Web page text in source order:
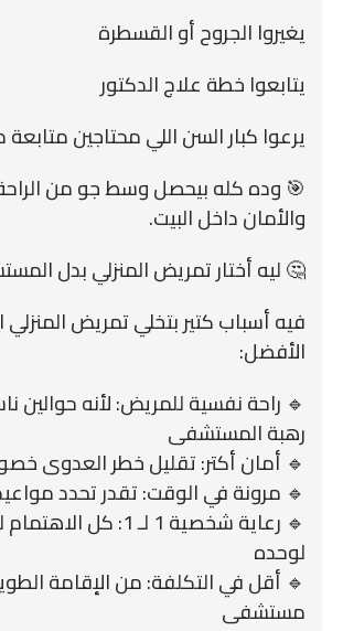
يغيروا الجروح أو القسطرة
يتابعوا خطة علاج الدكتور
يرعوا كبار السن اللي محتاجين
🎯 وده كله بيحصل وسط جو من
والأمان داخل البيت.
🤔 ليه أختار تمريض المنزلي بدل
فيه أسباب كتير بتخلي تمريض المنزلي
الأفضل:
🔹 راحة نفسية للمريض: لأنه
رهبة المستشفى
🔹 أمان أكتر: تقليل خطر العدوى
🔹 مرونة في الوقت: تقدر تحدد
🔹 رعاية شخصية 1 لـ 1: كل
لوحده
🔹 أقل في التكلفة: من الإقامة
مستشفى